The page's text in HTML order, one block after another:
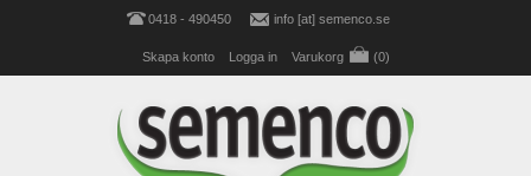
0418 - 490450 info [at] semenco.se
Skapa konto Logga in Varukorg (0)